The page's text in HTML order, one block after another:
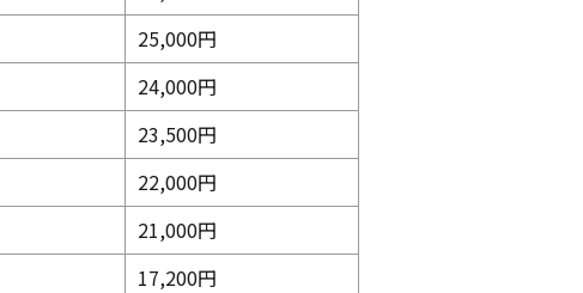
25,000円
24,000円
23,500円
22,000円
21,000円
17,200円